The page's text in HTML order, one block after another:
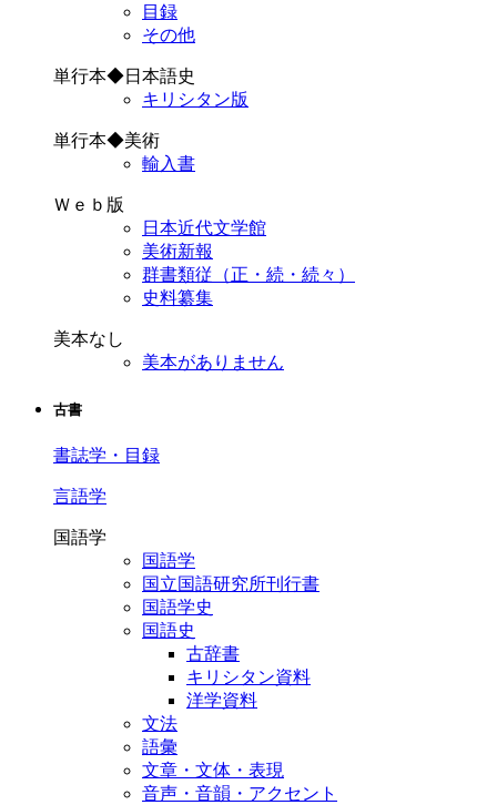
目録
その他
単行本◆日本語史
キリシタン版
単行本◆美術
輸入書
Ｗｅｂ版
日本近代文学館
美術新報
群書類従（正・続・続々）
史料纂集
美本なし
美本がありません
古書
書誌学・目録
言語学
国語学
国語学
国立国語研究所刊行書
国語学史
国語史
古辞書
キリシタン資料
洋学資料
文法
語彙
文章・文体・表現
音声・音韻・アクセント